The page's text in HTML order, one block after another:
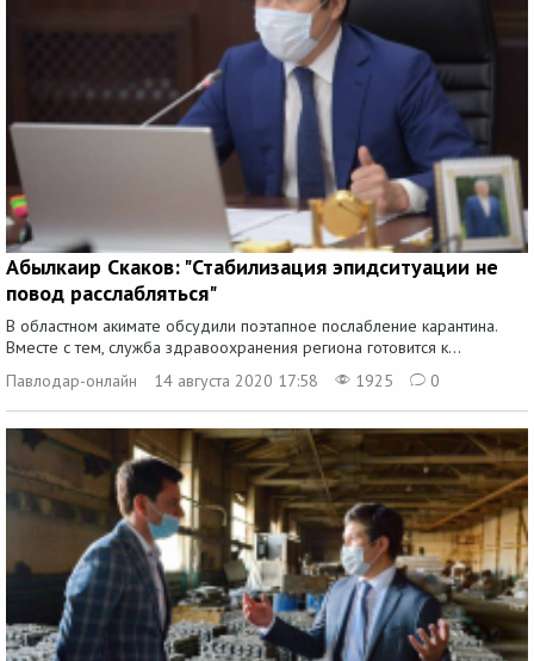
Абылкаир Скаков: "Стабилизация эпидситуации не
повод расслабляться"
В областном акимате обсудили поэтапное послабление карантина.
Вместе с тем, служба здравоохранения региона готовится к...
Павлодар-онлайн
14 августа 2020 17:58 1925 0